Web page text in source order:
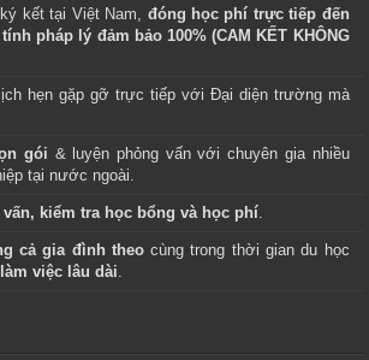
kết tại Việt Nam, đóng học phí trực tiếp đến
pháp lý đảm bảo 100% (CAM KẾT KHÔNG
hẹn gặp gỡ trực tiếp với Đại diện trường mà
gói & luyện phỏng vấn với chuyên gia nhiều
tại nước ngoài.
kiểm tra học bổng và học phí.
cả gia đình theocùng trong thời gian du học
việc lâu dài.